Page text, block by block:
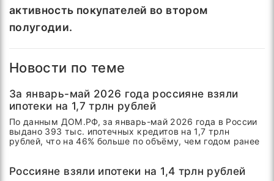
активность покупателей во втором
полугодии.
Новости по теме
За январь-май 2026 года россияне взяли
ипотеки на 1,7 трлн рублей
По данным ДОМ.РФ, за январь-май 2026 года в России
выдано 393 тыс. ипотечных кредитов на 1,7 трлн
рублей, что на 46% больше по объёму, чем годом ранее
Россияне взяли ипотеки на 1,4 трлн рублей